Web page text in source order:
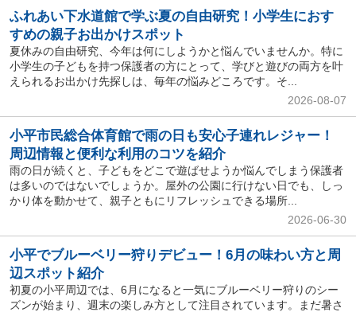
ふれあい下水道館で学ぶ夏の自由研究！小学生におす
すめの親子お出かけスポット
夏休みの自由研究、今年は何にしようかと悩んでいませんか。特に
小学生の子どもを持つ保護者の方にとって、学びと遊びの両方を叶
えられるお出かけ先探しは、毎年の悩みどころです。そ...
2026-08-07
小平市民総合体育館で雨の日も安心子連れレジャー！
周辺情報と便利な利用のコツを紹介
雨の日が続くと、子どもをどこで遊ばせようか悩んでしまう保護者
は多いのではないでしょうか。屋外の公園に行けない日でも、しっ
かり体を動かせて、親子ともにリフレッシュできる場所...
2026-06-30
小平でブルーベリー狩りデビュー！6月の味わい方と周
辺スポット紹介
初夏の小平周辺では、6月になると一気にブルーベリー狩りのシー
ズンが始まり、週末の楽しみ方として注目されています。まだ暑さ